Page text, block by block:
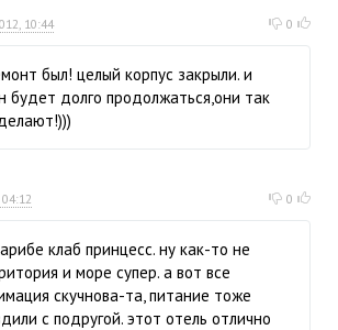
10:44 0
был! целый корпус закрыли. и
будет долго продолжаться,они так
0
клаб принцесс. ну как-то не
и море супер. а вот все
скучнова-та, питание тоже
с подругой. этот отель отлично